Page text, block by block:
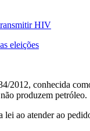
HIV
eleições
2012, conhecida
produzem petróleo.
ao atender ao